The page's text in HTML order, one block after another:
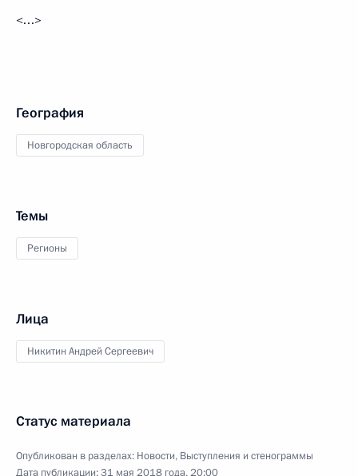
<…>
География
Новгородская область
Темы
Регионы
Лица
Никитин Андрей Сергеевич
Статус материала
Опубликован в разделах: Новости, Выступления и стенограммы
Дата публикации:31 мая 2018 года, 20:00